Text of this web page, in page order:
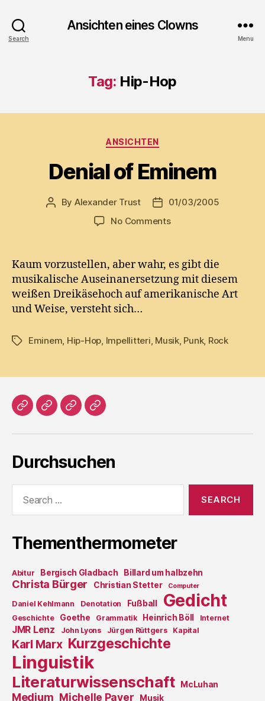
Search
Ansichten eines Clowns
Menu
Tag: Hip-Hop
Categories
ANSICHTEN
Denial of Eminem
Post
By Alexander Trust
Post01/03/2005
No Commentson
Eminem
Kaum vorzustellen, aber wahr, es gibt die
musikalische Auseinanersetzung mit diesem
weißen Dreikäsehoch auf amerikanische Art
und Weise, versteht sich…
TagsEminem Hip-Hop Impellitteri Musik, Punk, Rock
HomeLiteratur
ProsaImpressum
Durchsuchen
Thementhermometer
Abitur Bergisch Gladbach Billard um halbzehn
Christa Bürger Christian Stetter Computer
Daniel Kehlmann Denotation Fußball Gedicht
Geschichte Goethe Grammatik Heinrich Böll Internet
JMR Lenz John Lyons Jürgen Rüttgers Kapital
Karl Marx Kurzgeschichte
Linguistik
Literaturwissenschaft McLuhan
Medium Michelle Paver Musik